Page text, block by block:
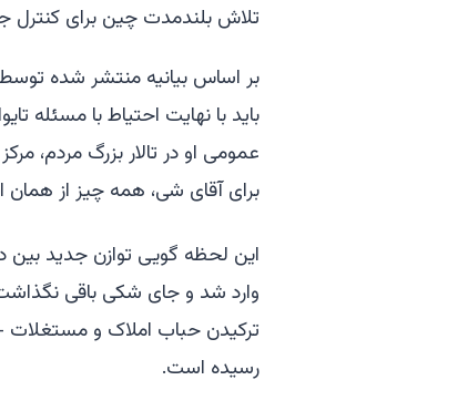
تلاش بلندمدت چین برای کنترل
بر اساس بیانیه منتشر شده
باید با نهایت احتیاط با مسئله
عمومی او در تالار بزرگ مردم،
برای آقای شی، همه چیز از همان
این لحظه گویی توازن جدید بین
وارد شد و جای شکی باقی
ترکیدن حباب املاک و مستغلات
رسیده است.